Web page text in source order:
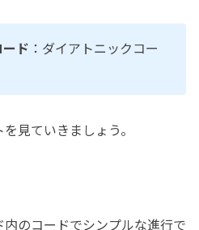
ド ：ダイアトニックコー
見ていきましょう。
のコードでシンプルな進行で